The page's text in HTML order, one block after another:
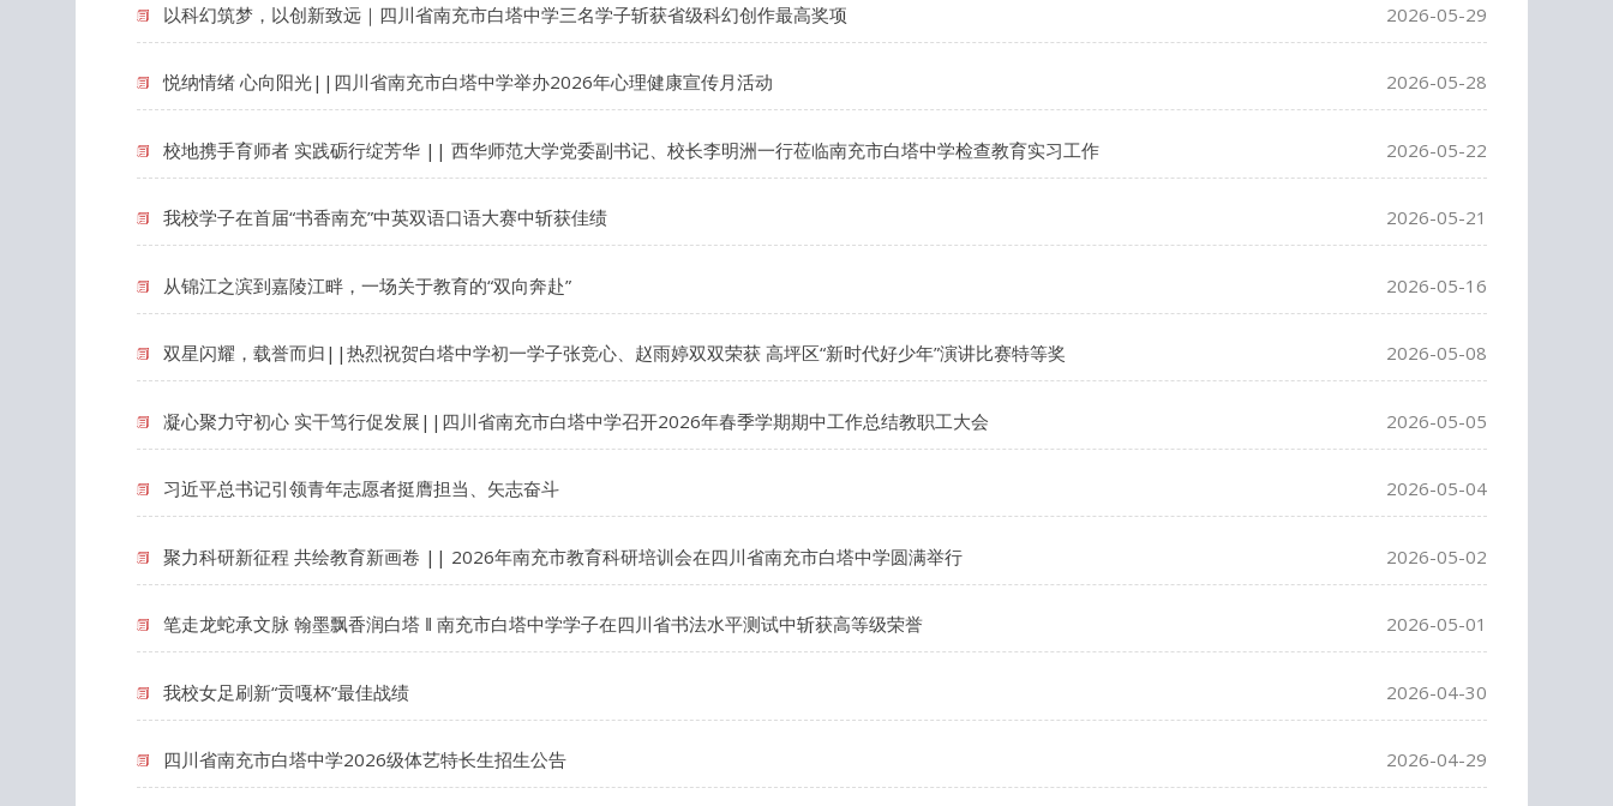
以科幻筑梦，以创新致远｜四川省南充市白塔中学三名学子斩获省级科幻创作最高奖项 2026-05-29
悦纳情绪 心向阳光||四川省南充市白塔中学举办2026年心理健康宣传月活动 2026-05-28
校地携手育师者 实践砺行绽芳华 || 西华师范大学党委副书记、校长李明洲一行莅临南充市白塔中学检查教育实习工作 2026-05-22
我校学子在首届“书香南充”中英双语口语大赛中斩获佳绩 2026-05-21
从锦江之滨到嘉陵江畔，一场关于教育的“双向奔赴” 2026-05-16
双星闪耀，载誉而归||热烈祝贺白塔中学初一学子张竞心、赵雨婷双双荣获 高坪区“新时代好少年”演讲比赛特等奖 2026-05-08
凝心聚力守初心 实干笃行促发展||四川省南充市白塔中学召开2026年春季学期期中工作总结教职工大会 2026-05-05
习近平总书记引领青年志愿者挺膺担当、矢志奋斗 2026-05-04
聚力科研新征程 共绘教育新画卷 || 2026年南充市教育科研培训会在四川省南充市白塔中学圆满举行 2026-05-02
笔走龙蛇承文脉 翰墨飘香润白塔 ‖ 南充市白塔中学学子在四川省书法水平测试中斩获高等级荣誉 2026-05-01
我校女足刷新“贡嘎杯”最佳战绩 2026-04-30
四川省南充市白塔中学2026级体艺特长生招生公告 2026-04-29